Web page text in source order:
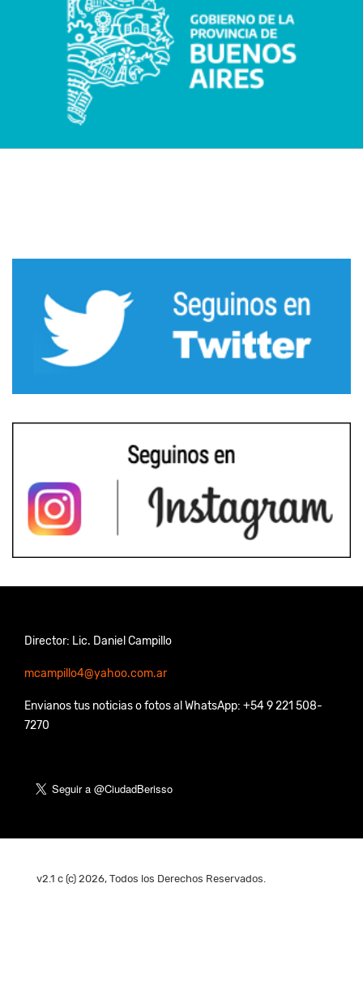
Director: Lic. Daniel Campillo
mcampillo4@yahoo.com.ar
Envianos tus noticias o fotos al WhatsApp: +54 9 221 508-
7270
v2.1 c (c) 2026, Todos los Derechos Reservados.